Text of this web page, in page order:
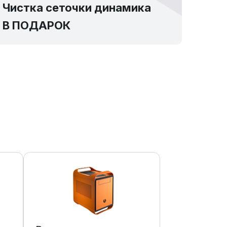
Чистка сеточки динамика
В ПОДАРОК